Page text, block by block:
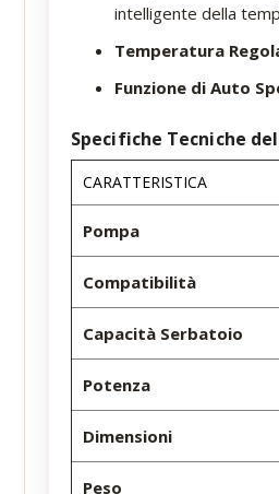
intelligente della
Temperatura
Funzione di Auto
Specifiche Tecniche
CARATTERISTICA
Pompa
Compatibilità
Capacità Serbatoio
Potenza
Dimensioni
Peso